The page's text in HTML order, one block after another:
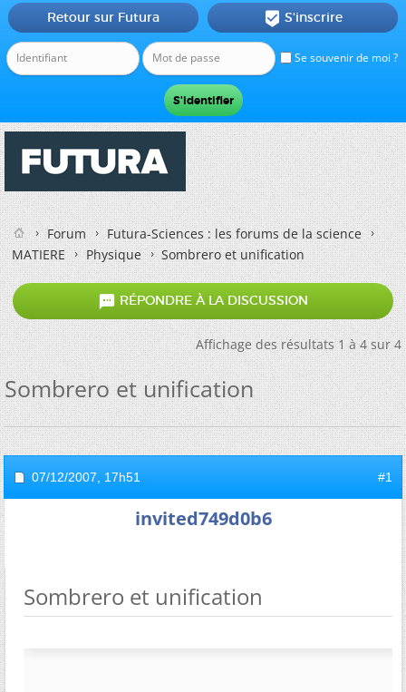
Se souvenir de moi ?
Retour sur Futura  S'inscrire
Forum
Futura-Sciences : les forums de la science
MATIERE
Physique Sombrero et unification
 RÉPONDRE À LA DISCUSSION
Affichage des résultats 1 à 4 sur 4
Sombrero et unification
07/12/2007, 17h51 #1
invited749d0b6
Sombrero et unification